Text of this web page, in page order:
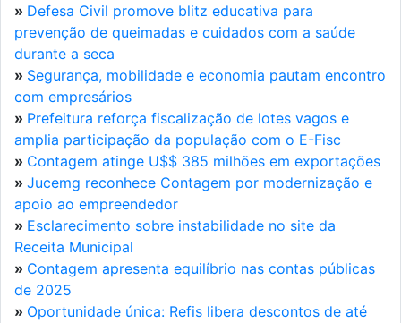
» Defesa Civil promove blitz educativa para
prevenção de queimadas e cuidados com a saúde
durante a seca
» Segurança, mobilidade e economia pautam encontro
com empresários
» Prefeitura reforça fiscalização de lotes vagos e
amplia participação da população com o E-Fisc
» Contagem atinge U$$ 385 milhões em exportações
» Jucemg reconhece Contagem por modernização e
apoio ao empreendedor
» Esclarecimento sobre instabilidade no site da
Receita Municipal
» Contagem apresenta equilíbrio nas contas públicas
de 2025
» Oportunidade única: Refis libera descontos de até